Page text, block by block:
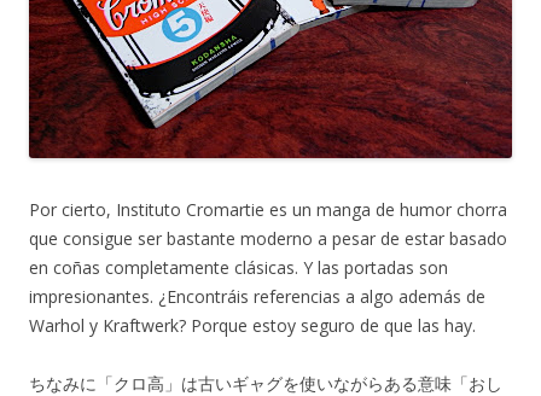
Por cierto, Instituto Cromartie es un manga de humor chorra
que consigue ser bastante moderno a pesar de estar basado
en coñas completamente clásicas. Y las portadas son
impresionantes. ¿Encontráis referencias a algo además de
Warhol y Kraftwerk? Porque estoy seguro de que las hay.
ちなみに「クロ高」は古いギャグを使いながらある意味「おし